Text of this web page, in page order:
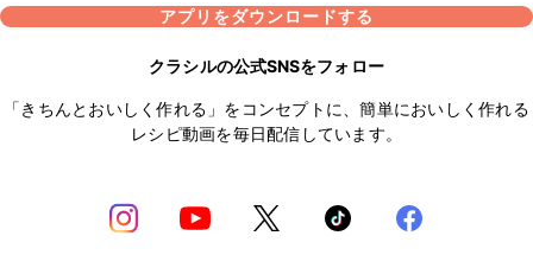
アプリをダウンロードする
クラシルの公式SNSをフォロー
「きちんとおいしく作れる」をコンセプトに、簡単においしく作れる
レシピ動画を毎日配信しています。